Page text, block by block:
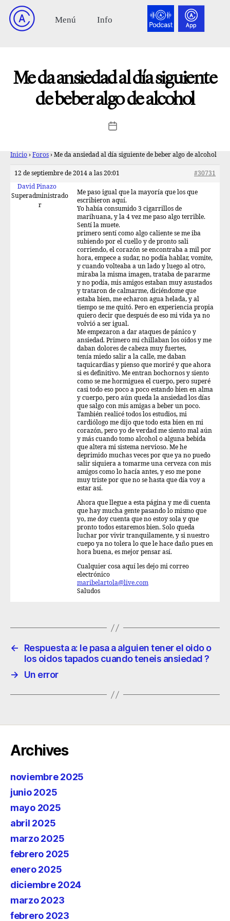
Me da ansiedad al día siguiente
de beber algo de alcohol
Inicio › Foros › Me da ansiedad al día siguiente de beber algo de alcohol
12 de septiembre de 2014 a las 20:01
#30731
David Pinazo
Superadministrado
r
Me paso igual que la mayoría que los que
escribieron aquí.
Yo había consumido 3 cigarrillos de
marihuana, y la 4 vez me paso algo terrible.
Sentí la muete.
primero sentí como algo caliente se me iba
subiendo por el cuello y de pronto sali
corriendo, el corazón se encontraba a mil por
hora, empece a sudar, no podía hablar, vomite,
y cuando volteaba a un lado y luego al otro,
miraba la misma imagen, trataba de pararme
y no podía, mis amigos estaban muy asustados
y trataron de calmarme, diciéndome que
estaba bien, me echaron agua helada, y al
tiempo se me quitó. Pero en experiencia propia
quiero decir que después de eso mi vida ya no
volvió a ser igual.
Me empezaron a dar ataques de pánico y
ansiedad. Primero mi chillaban los oídos y me
daban dolores de cabeza muy fuertes,
tenía miedo salir a la calle, me daban
taquicardias y pienso que moriré y que ahora
si es definitivo. Me entran bochornos y siento
como se me hormiguea el cuerpo, pero superé
casi todo eso poco a poco estando bien en alma
y cuerpo, pero aún queda la ansiedad los días
que salgo con mis amigas a beber un poco.
También realicé todos los estudios, mi
cardiólogo me dijo que todo esta bien en mi
corazón, pero yo de verdad me siento mal aún
y más cuando tomo alcohol o alguna bebida
que altera mi sistema nervioso. Me he
deprimido muchas veces por que ya no puedo
salir siquiera a tomarme una cerveza con mis
amigos como lo hacía antes, y eso me pone
muy triste por que no se hasta que día voy a
estar así.
Ahora que llegue a esta página y me di cuenta
que hay mucha gente pasando lo mismo que
yo, me doy cuenta que no estoy sola y que
pronto todos estaremos bien. Solo queda
luchar por vivir tranquilamente, y si nuestro
cuepo ya no tolera lo que le hace daño pues en
hora buena, es mejor pensar así.
Cualquier cosa aquí les dejo mi correo
electrónico
maribelartola@live.com
Saludos
←
Respuesta a: le pasa a alguien tener el oido o
los oidos tapados cuando teneis ansiedad ?
→
Un error
Archives
noviembre 2025
junio 2025
mayo 2025
abril 2025
marzo 2025
febrero 2025
enero 2025
diciembre 2024
marzo 2023
febrero 2023